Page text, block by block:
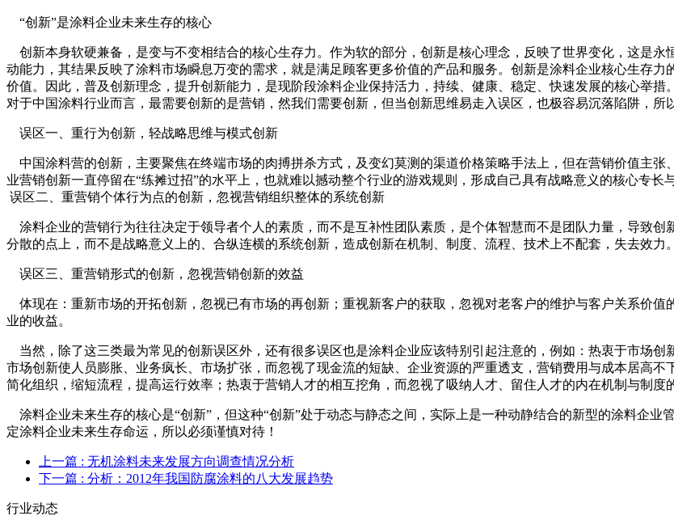
“创新”是涂料企业未来生存的核心
创新本身软硬兼备，是变与不变相结合的核心生存力。作为软的部分，创新是核心理念，反映了世界变化，这是
动能力，其结果反映了涂料市场瞬息万变的需求，就是满足顾客更多价值的产品和服务。创新是涂料企业核心生存
价值。因此，普及创新理念，提升创新能力，是现阶段涂料企业保持活力，持续、健康、稳定、快速发展的核心举措。
对于中国涂料行业而言，最需要创新的是营销，然我们需要创新，但当创新思维易走入误区，也极容易沉落陷阱，所
误区一、重行为创新，轻战略思维与模式创新
中国涂料营的创新，主要聚焦在终端市场的肉搏拼杀方式，及变幻莫测的渠道价格策略手法上，但在营销价值主
业营销创新一直停留在“练摊过招”的水平上，也就难以撼动整个行业的游戏规则，形成自己具有战略意义的核心专长
误区二、重营销个体行为点的创新，忽视营销组织整体的系统创新
涂料企业的营销行为往往决定于领导者个人的素质，而不是互补性团队素质，是个体智慧而不是团队力量，导致
分散的点上，而不是战略意义上的、合纵连横的系统创新，造成创新在机制、制度、流程、技术上不配套，失去效力。
误区三、重营销形式的创新，忽视营销创新的效益
体现在：重新市场的开拓创新，忽视已有市场的再创新；重视新客户的获取，忽视对老客户的维护与客户关系价
业的收益。
当然，除了这三类最为常见的创新误区外，还有很多误区也是涂料企业应该特别引起注意的，例如：热衷于市场
市场创新使人员膨胀、业务疯长、市场扩张，而忽视了现金流的短缺、企业资源的严重透支，营销费用与成本居高
简化组织，缩短流程，提高运行效率；热衷于营销人才的相互挖角，而忽视了吸纳人才、留住人才的内在机制与制
涂料企业未来生存的核心是“创新”，但这种“创新”处于动态与静态之间，实际上是一种动静结合的新型的涂料企
定涂料企业未来生存命运，所以必须谨慎对待！
上一篇 : 无机涂料未来发展方向调查情况分析
下一篇 : 分析：2012年我国防腐涂料的八大发展趋势
行业动态